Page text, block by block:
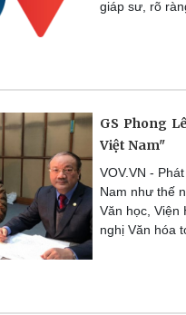
giáp sư, rõ
GS Phong
Việt Nam"
VOV.VN -
Nam như thế
Văn học, Viện
nghị Văn hóa